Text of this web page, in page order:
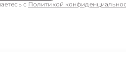
с Политикой